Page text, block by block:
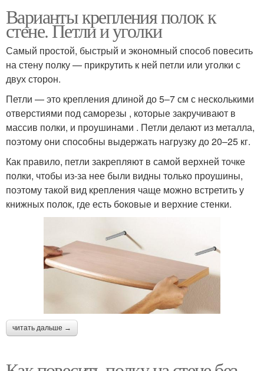
Варианты крепления полок к
стене. Петли и уголки
Самый простой, быстрый и экономный способ повесить
на стену полку — прикрутить к ней петли или уголки с
двух сторон.
Петли — это крепления длиной до 5–7 см с несколькими
отверстиями под саморезы , которые закручивают в
массив полки, и проушинами . Петли делают из металла,
поэтому они способны выдержать нагрузку до 20–25 кг.
Как правило, петли закрепляют в самой верхней точке
полки, чтобы из-за нее были видны только проушины,
поэтому такой вид крепления чаще можно встретить у
книжных полок, где есть боковые и верхние стенки.
читать дальше →